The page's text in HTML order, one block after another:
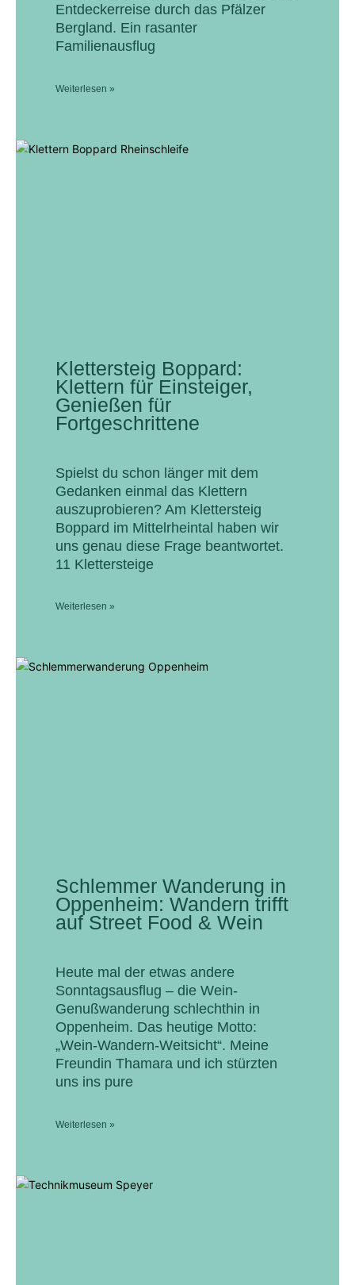
Entdeckerreise durch das Pfälzer
Bergland. Ein rasanter
Familienausflug
Weiterlesen »
Klettersteig Boppard:
Klettern für Einsteiger,
Genießen für
Fortgeschrittene
Spielst du schon länger mit dem
Gedanken einmal das Klettern
auszuprobieren? Am Klettersteig
Boppard im Mittelrheintal haben wir
uns genau diese Frage beantwortet.
11 Klettersteige
Weiterlesen »
Schlemmer Wanderung in
Oppenheim: Wandern trifft
auf Street Food & Wein
Heute mal der etwas andere
Sonntagsausflug – die Wein-
Genußwanderung schlechthin in
Oppenheim. Das heutige Motto:
„Wein-Wandern-Weitsicht“. Meine
Freundin Thamara und ich stürzten
uns ins pure
Weiterlesen »